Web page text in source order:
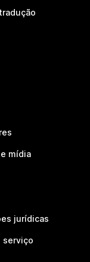
mídia
jurídicas
serviço